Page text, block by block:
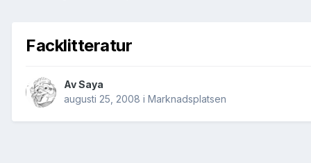
Facklitteratur
AvSaya
augusti 25, 2008 i Marknadsplatsen